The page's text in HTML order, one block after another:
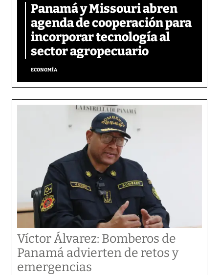
Panamá y Missouri abren
agenda de cooperación para
incorporar tecnología al
sector agropecuario
ECONOMÍA
Víctor Álvarez: Bomberos de
Panamá advierten de retos y
emergencias